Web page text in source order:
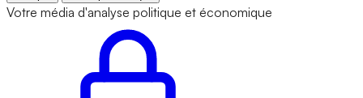
Votre média d'analyse politique et économique